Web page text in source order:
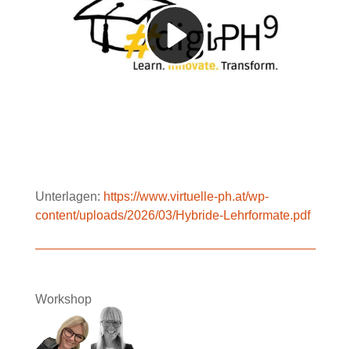
Unterlagen: https://www.virtuelle-ph.at/wp-
content/uploads/2026/03/Hybride-Lehrformate.pdf
Workshop